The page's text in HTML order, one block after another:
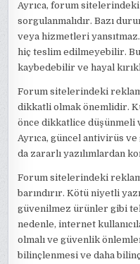
Ayrıca, forum
sorgulanmalıdır. Bazı
veya hizmetleri
hiç teslim edilmeyebilir.
kaybedebilir ve hayal
Forum sitelerindeki
dikkatli olmak önemlidir.
önce dikkatlice düşünmeli
Ayrıca, güncel antivirüs ve
da zararlı yazılımlardan
Forum sitelerindeki
barındırır. Kötü niyetli
güvenilmez ürünler gibi
nedenle, internet
olmalı ve güvenlik
bilinçlenmesi ve daha